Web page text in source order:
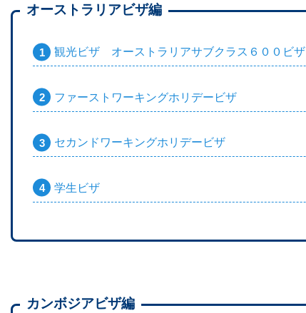
オーストラリアビザ編
観光ビザ オーストラリアサブクラス６００ビザ
ファーストワーキングホリデービザ
セカンドワーキングホリデービザ
学生ビザ
カンボジアビザ編